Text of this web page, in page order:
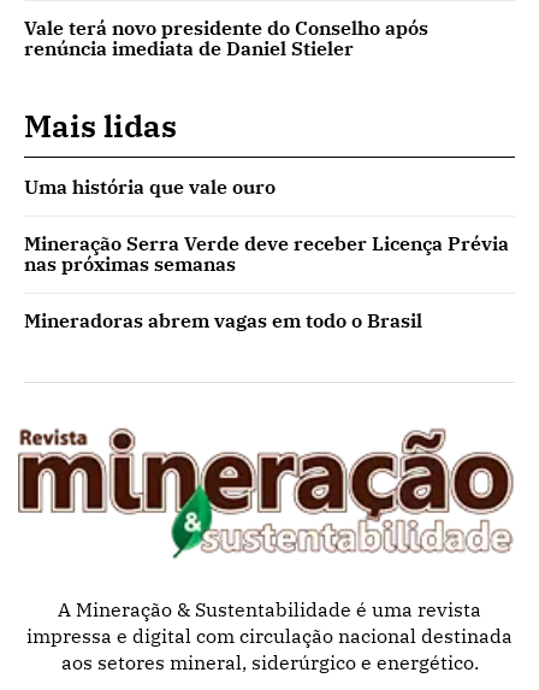
Vale terá novo presidente do Conselho após
renúncia imediata de Daniel Stieler
Mais lidas
Uma história que vale ouro
Mineração Serra Verde deve receber Licença Prévia
nas próximas semanas
Mineradoras abrem vagas em todo o Brasil
A Mineração & Sustentabilidade é uma revista
impressa e digital com circulação nacional destinada
aos setores mineral, siderúrgico e energético.